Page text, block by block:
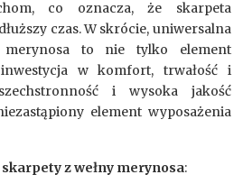
co oznacza, że skarpeta
czas. W skrócie, uniwersalna
merynosa to nie tylko element
w komfort, trwałość i
i wysoka jakość
element wyposażenia
skarpety z wełny merynosa: